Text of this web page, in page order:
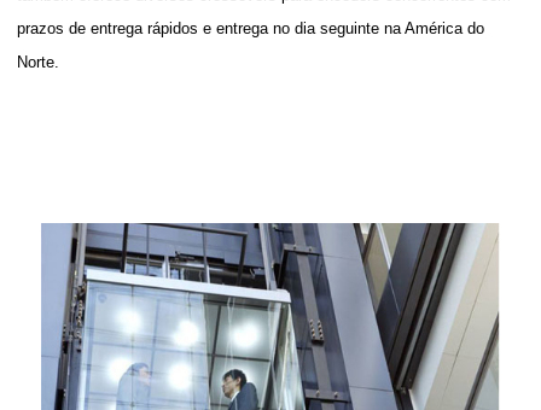
prazos de entrega rápidos e entrega no dia seguinte na América do
Norte.